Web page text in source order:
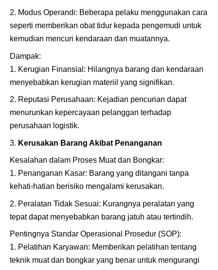
Modus Operandi: Beberapa pelaku menggunakan cara
seperti memberikan obat tidur kepada pengemudi untuk
kemudian mencuri kendaraan dan muatannya.
Dampak:
Kerugian Finansial: Hilangnya barang dan kendaraan
menyebabkan kerugian materiil yang signifikan.
Reputasi Perusahaan: Kejadian pencurian dapat
menurunkan kepercayaan pelanggan terhadap
perusahaan logistik.
Kerusakan Barang Akibat Penanganan
Kesalahan dalam Proses Muat dan Bongkar:
Penanganan Kasar: Barang yang ditangani tanpa
kehati-hatian berisiko mengalami kerusakan.
Peralatan Tidak Sesuai: Kurangnya peralatan yang
tepat dapat menyebabkan barang jatuh atau tertindih.
Pentingnya Standar Operasional Prosedur (SOP):
Pelatihan Karyawan: Memberikan pelatihan tentang
teknik muat dan bongkar yang benar untuk mengurangi